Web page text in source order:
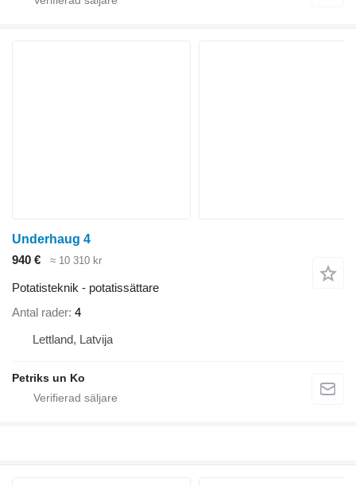
Underhaug 4
940 €
≈ 10 310 kr
Potatisteknik - potatissättare
Antal rader 4
Lettland, Latvija
Petriks un Ko